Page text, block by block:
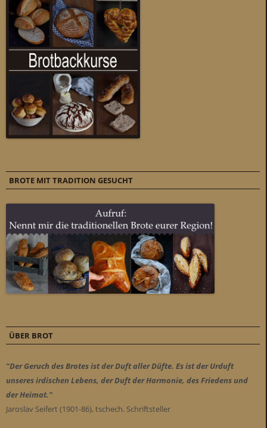
BROTE MIT TRADITION GESUCHT
ÜBER BROT
"Der Geruch des Brotes ist der Duft aller Düfte. Es ist der Urduft
unseres irdischen Lebens, der Duft der Harmonie, des Friedens und
der Heimat."
Jaroslav Seifert (1901-86), tschech. Schriftsteller